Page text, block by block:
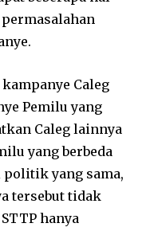
Caleg
Pemilu yang
Caleg lainnya
yang berbeda
yang sama,
tersebut tidak
hanya